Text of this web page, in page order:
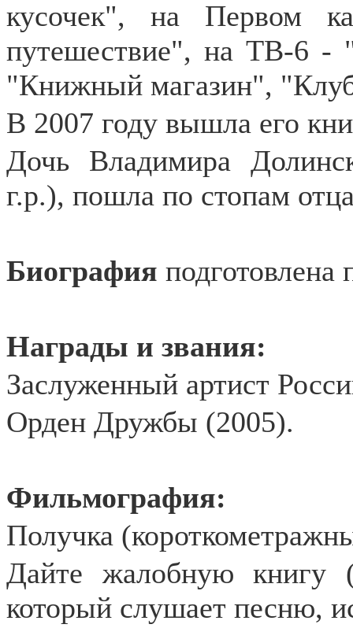
кусочек", на Первом
путешествие", на ТВ-6 -
"Книжный магазин",
В 2007 году вышла его
Дочь Владимира
г.р.), пошла по стопам
Биография
Награды и звания:
Заслуженный артист
Орден Дружбы (2005).
Фильмография:
Получка
Дайте жалобную книгу
который слушает песню,